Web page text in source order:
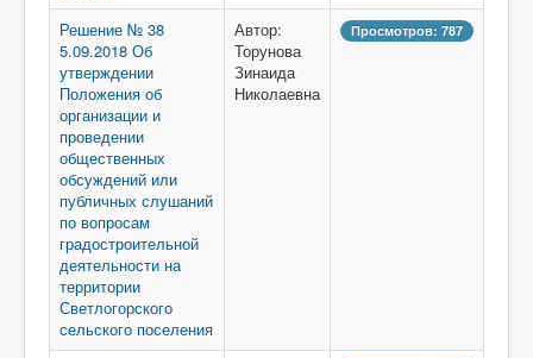
Решение № 38
5.09.2018 Об
утверждении
Положения об
организации и
проведении
общественных
обсуждений или
публичных слушаний
по вопросам
градостроительной
деятельности на
территории
Светлогорского
сельского поселения
Автор:
Торунова
Зинаида
Николаевна
Просмотров: 787